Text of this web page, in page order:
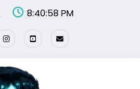
8:40:59 PM